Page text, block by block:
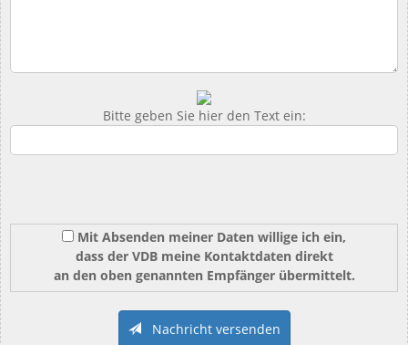
Bitte geben Sie hier den Text ein:
Mit Absenden meiner Daten willige ich ein,
dass der VDB meine Kontaktdaten direkt
an den oben genannten Empfänger übermittelt.
Nachricht versenden